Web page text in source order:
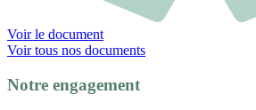
Voir le document
Voir tous nos documents
Notre engagement